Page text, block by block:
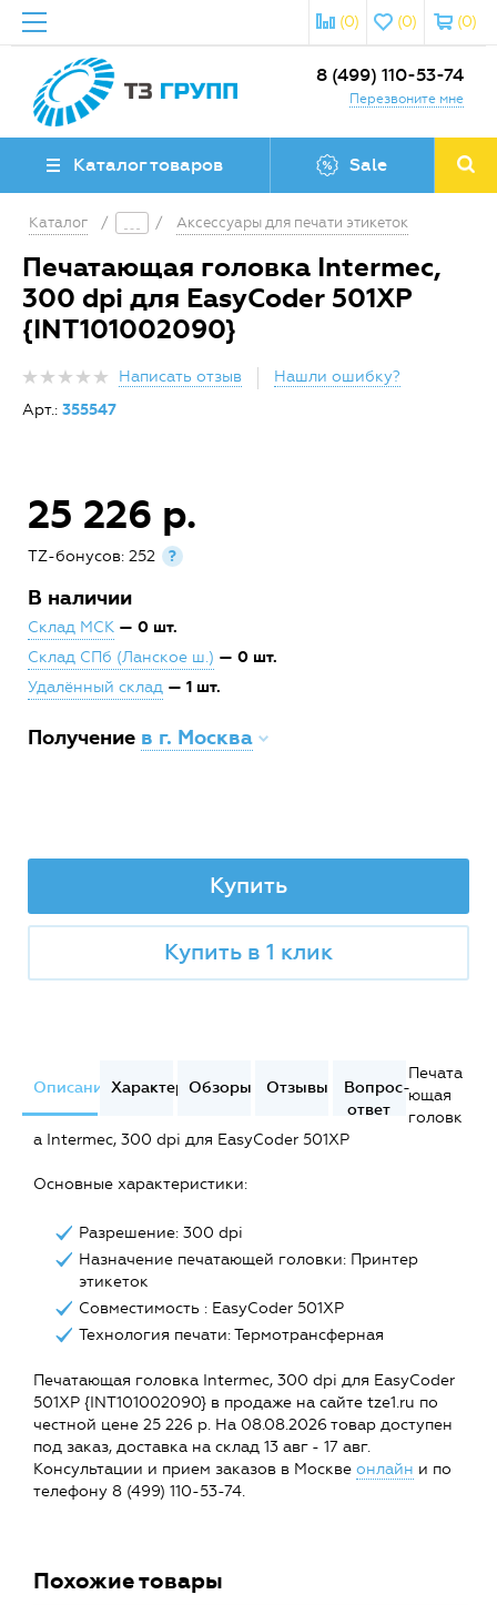
(0)
(0)
(0)
8 (499) 110-53-74
Перезвоните мне
Каталог товаров Sale
Каталог / / Аксессуары для печати этикеток
Печатающая головка Intermec,
300 dpi для EasyCoder 501XP
{INT101002090}
Написать отзыв
Нашли ошибку?
Арт.: 355547
25 226 р.
TZ-бонусов: 252 ?
В наличии
Склад МСК — 0 шт.
Склад СПб (Ланское ш.) — 0 шт.
Удалённый склад — 1 шт.
Получение в г. Москва
Купить
Купить в 1 клик
ОписаниеХарактеристики
Обзоры Отзывы
Вопрос-
ответ
Печата
ющая
головк
а Intermec, 300 dpi для EasyCoder 501XP
Основные характеристики:
Разрешение: 300 dpi
Назначение печатающей головки: Принтер
этикеток
Совместимость : EasyCoder 501XP
Технология печати: Термотрансферная
Печатающая головка Intermec, 300 dpi для EasyCoder
501XP {INT101002090} в продаже на сайте tze1.ru по
честной цене 25 226 р. На 08.08.2026 товар доступен
под заказ, доставка на склад 13 авг - 17 авг.
Консультации и прием заказов в Москве онлайн и по
телефону 8 (499) 110-53-74.
Похожие товары